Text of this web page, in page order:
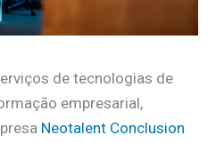
de tecnologias de
empresarial,
Neotalent Conclusion